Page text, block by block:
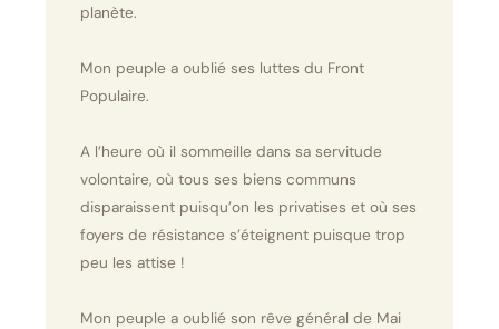
planète.
Mon peuple a oublié ses luttes du Front
Populaire.
A l’heure où il sommeille dans sa servitude
volontaire, où tous ses biens communs
disparaissent puisqu’on les privatises et où ses
foyers de résistance s’éteignent puisque trop
peu les attise !
Mon peuple a oublié son rêve général de Mai